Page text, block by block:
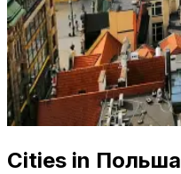
Cities in Польша